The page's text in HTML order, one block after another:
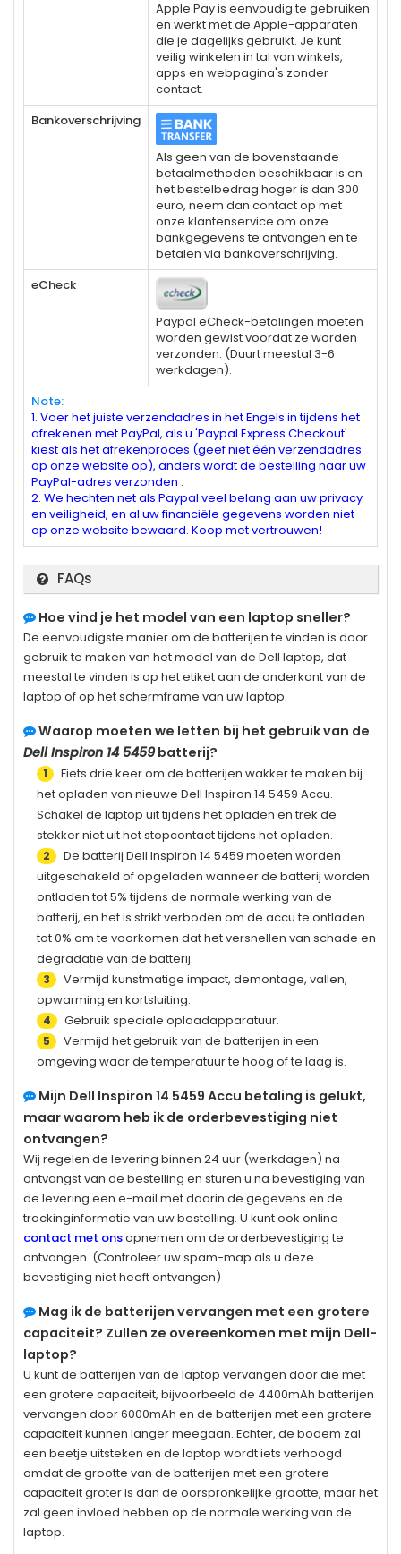
Apple Pay is eenvoudig te gebruiken
en werkt met de Apple-apparaten
die je dagelijks gebruikt. Je kunt
veilig winkelen in tal van winkels,
apps en webpagina's zonder
contact.
Bankoverschrijving
Als geen van de bovenstaande
betaalmethoden beschikbaar is en
het bestelbedrag hoger is dan 300
euro, neem dan contact op met
onze klantenservice om onze
bankgegevens te ontvangen en te
betalen via bankoverschrijving.
eCheck
Paypal eCheck-betalingen moeten
worden gewist voordat ze worden
verzonden. (Duurt meestal 3-6
werkdagen).
Note:
1. Voer het juiste verzendadres in het Engels in tijdens het
afrekenen met PayPal, als u 'Paypal Express Checkout'
kiest als het afrekenproces (geef niet één verzendadres
op onze website op), anders wordt de bestelling naar uw
PayPal-adres verzonden .
2. We hechten net als Paypal veel belang aan uw privacy
en veiligheid, en al uw financiële gegevens worden niet
op onze website bewaard. Koop met vertrouwen!
FAQs
Hoe vind je het model van een laptop sneller?
De eenvoudigste manier om de batterijen te vinden is door
gebruik te maken van het model van de Dell laptop, dat
meestal te vinden is op het etiket aan de onderkant van de
laptop of op het schermframe van uw laptop.
Waarop moeten we letten bij het gebruik van de
Dell Inspiron 14 5459batterij?
1
Fiets drie keer om de batterijen wakker te maken bij
het opladen van nieuwe Dell Inspiron 14 5459 Accu.
Schakel de laptop uit tijdens het opladen en trek de
stekker niet uit het stopcontact tijdens het opladen.
2 De batterij Dell Inspiron 14 5459 moeten worden
uitgeschakeld of opgeladen wanneer de batterij worden
ontladen tot 5% tijdens de normale werking van de
batterij, en het is strikt verboden om de accu te ontladen
tot 0% om te voorkomen dat het versnellen van schade en
degradatie van de batterij.
3
Vermijd kunstmatige impact, demontage, vallen,
opwarming en kortsluiting.
4 Gebruik speciale oplaadapparatuur.
5
Vermijd het gebruik van de batterijen in een
omgeving waar de temperatuur te hoog of te laag is.
Mijn Dell Inspiron 14 5459 Accu betaling is gelukt,
maar waarom heb ik de orderbevestiging niet
ontvangen?
Wij regelen de levering binnen 24 uur (werkdagen) na
ontvangst van de bestelling en sturen u na bevestiging van
de levering een e-mail met daarin de gegevens en de
trackinginformatie van uw bestelling. U kunt ook online
contact met onsopnemen om de orderbevestiging te
ontvangen. (Controleer uw spam-map als u deze
bevestiging niet heeft ontvangen)
Mag ik de batterijen vervangen met een grotere
capaciteit? Zullen ze overeenkomen met mijn Dell-
laptop?
U kunt de batterijen van de laptop vervangen door die met
een grotere capaciteit, bijvoorbeeld de 4400mAh batterijen
vervangen door 6000mAh en de batterijen met een grotere
capaciteit kunnen langer meegaan. Echter, de bodem zal
een beetje uitsteken en de laptop wordt iets verhoogd
omdat de grootte van de batterijen met een grotere
capaciteit groter is dan de oorspronkelijke grootte, maar het
zal geen invloed hebben op de normale werking van de
laptop.